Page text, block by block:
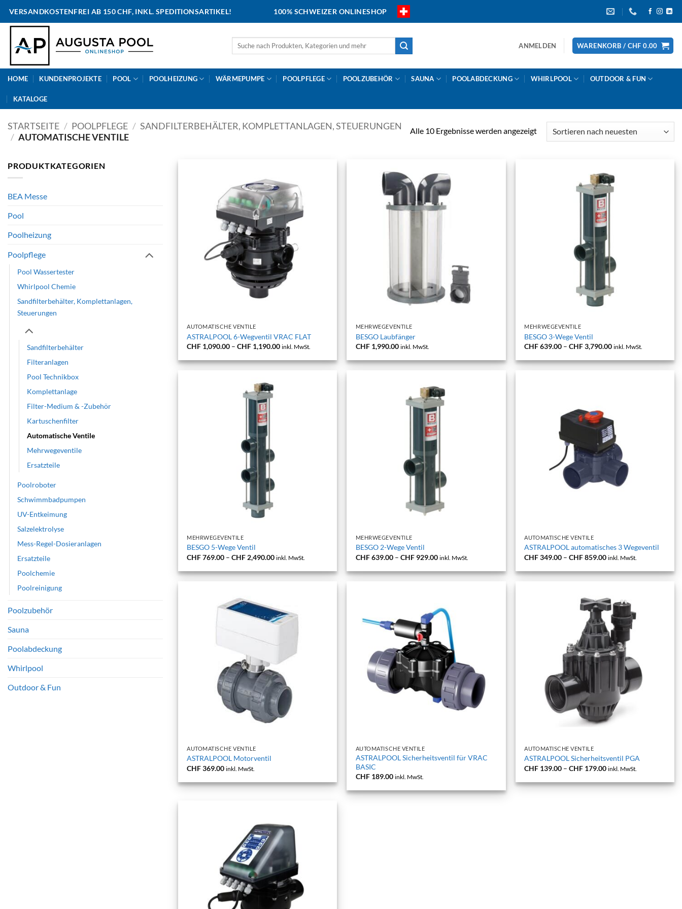
VERSANDKOSTENFREI AB 150 CHF, INKL. SPEDITIONSARTIKEL! 100% SCHWEIZER ONLINESHOP
Suche
ANMELDEN WARENKORB / CHF 0.00
HOME KUNDENPROJEKTE POOL POOLHEIZUNG WÄRMEPUMPE POOLPFLEGE POOLZUBEHÖR SAUNA POOLABDECKUNG WHIRLPOOL OUTDOOR & FUN
KATALOGE
STARTSEITE / POOLPFLEGE / SANDFILTERBEHÄLTER, KOMPLETTANLAGEN, STEUERUNGEN
/ AUTOMATISCHE VENTILE
Alle 10 Ergebnisse werden angezeigtNach
Aktualität
PRODUKTKATEGORIEN
BEA Messe
Pool
Poolheizung
Poolpflege
Pool Wassertester
Whirlpool Chemie
Sandfilterbehälter, Komplettanlagen,
Steuerungen
Sandfilterbehälter
Filteranlagen
Pool Technikbox
Komplettanlage
Filter-Medium & -Zubehör
Kartuschenfilter
Automatische Ventile
Mehrwegeventile
Ersatzteile
Poolroboter
Schwimmbadpumpen
UV-Entkeimung
Salzelektrolyse
Mess-Regel-Dosieranlagen
Ersatzteile
Poolchemie
Poolreinigung
Poolzubehör
Sauna
Poolabdeckung
Whirlpool
Outdoor & Fun
AUTOMATISCHE VENTILE
ASTRALPOOL 6-Wegventil VRAC FLAT
CHF 1,090.00 –CHF 1,190.00Preisspanne:
bis
CHF 1,190.00
inkl. MwSt.
MEHRWEGEVENTILE
BESGO Laubfänger
CHF1,990.00 inkl. MwSt.
MEHRWEGEVENTILE
BESGO 3-Wege Ventil
CHF639.00 –CHF3,790.00Preisspanne:
bis
CHF 3,790.00
inkl. MwSt.
MEHRWEGEVENTILE
BESGO 5-Wege Ventil
CHF769.00 –CHF 2,490.00Preisspanne:
bis
CHF 2,490.00
inkl. MwSt.
MEHRWEGEVENTILE
BESGO 2-Wege Ventil
CHF639.00 – CHF929.00Preisspanne:
bis
CHF 929.00
inkl. MwSt.
AUTOMATISCHE VENTILE
ASTRALPOOL automatisches 3 Wegeventil
CHF349.00 –CHF859.00Preisspanne:
bis
CHF 859.00
inkl. MwSt.
AUTOMATISCHE VENTILE
ASTRALPOOL Motorventil
CHF369.00 inkl. MwSt.
AUTOMATISCHE VENTILE
ASTRALPOOL Sicherheitsventil für VRAC
BASIC
CHF189.00 inkl. MwSt.
AUTOMATISCHE VENTILE
ASTRALPOOL Sicherheitsventil PGA
CHF 139.00 –CHF 179.00Preisspanne:
bis
CHF 179.00
inkl. MwSt.